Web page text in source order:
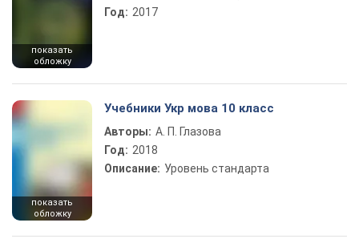
показать
обложку
Год: 2017
показать
обложку
Учебники Укр мова 10 класс
Авторы: А. П. Глазова
Год: 2018
Описание: Уровень стандарта